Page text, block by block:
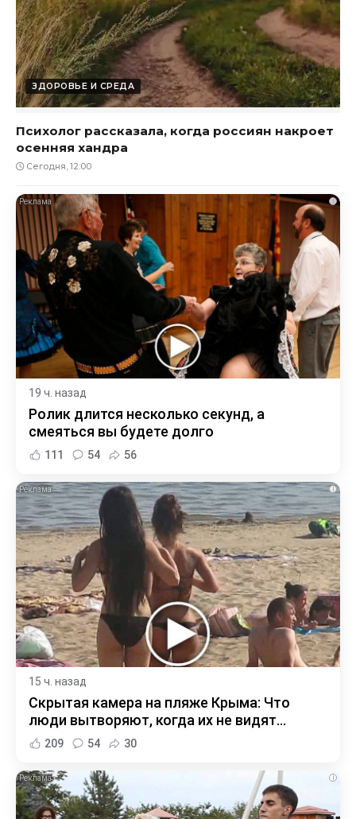
ЗДОРОВЬЕ И СРЕДА
Психолог рассказала, когда россиян накроет
осенняя хандра
Сегодня, 12:00
i
19 ч. назад
Ролик длится несколько секунд, а
смеяться вы будете долго
111 54 56
i
15 ч. назад
Скрытая камера на пляже Крыма: Что
люди вытворяют, когда их не видят...
209 54 30
i